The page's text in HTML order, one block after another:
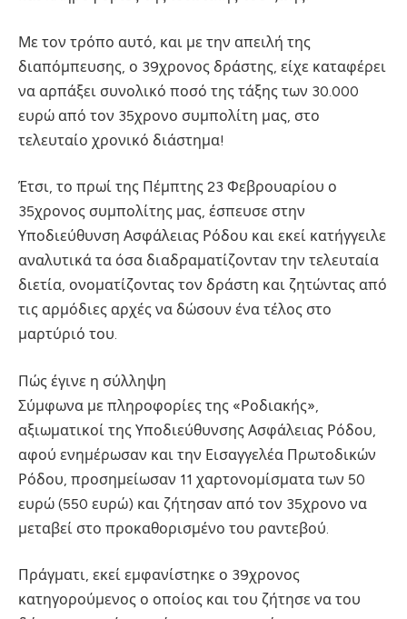
Με τον τρόπο αυτό, και με την απειλή της
διαπόμπευσης, ο 39χρονος δράστης, είχε καταφέρει
να αρπάξει συνολικό ποσό της τάξης των 30.000
ευρώ από τον 35χρονο συμπολίτη μας, στο
τελευταίο χρονικό διάστημα!
Έτσι, το πρωί της Πέμπτης 23 Φεβρουαρίου ο
35χρονος συμπολίτης μας, έσπευσε στην
Υποδιεύθυνση Ασφάλειας Ρόδου και εκεί κατήγγειλε
αναλυτικά τα όσα διαδραματίζονταν την τελευταία
διετία, ονοματίζοντας τον δράστη και ζητώντας από
τις αρμόδιες αρχές να δώσουν ένα τέλος στο
μαρτύριό του.
Πώς έγινε η σύλληψη
Σύμφωνα με πληροφορίες της «Ροδιακής»,
αξιωματικοί της Υποδιεύθυνσης Ασφάλειας Ρόδου,
αφού ενημέρωσαν και την Εισαγγελέα Πρωτοδικών
Ρόδου, προσημείωσαν 11 χαρτονομίσματα των 50
ευρώ (550 ευρώ) και ζήτησαν από τον 35χρονο να
μεταβεί στο προκαθορισμένο του ραντεβού.
Πράγματι, εκεί εμφανίστηκε ο 39χρονος
κατηγορούμενος ο οποίος και του ζήτησε να του